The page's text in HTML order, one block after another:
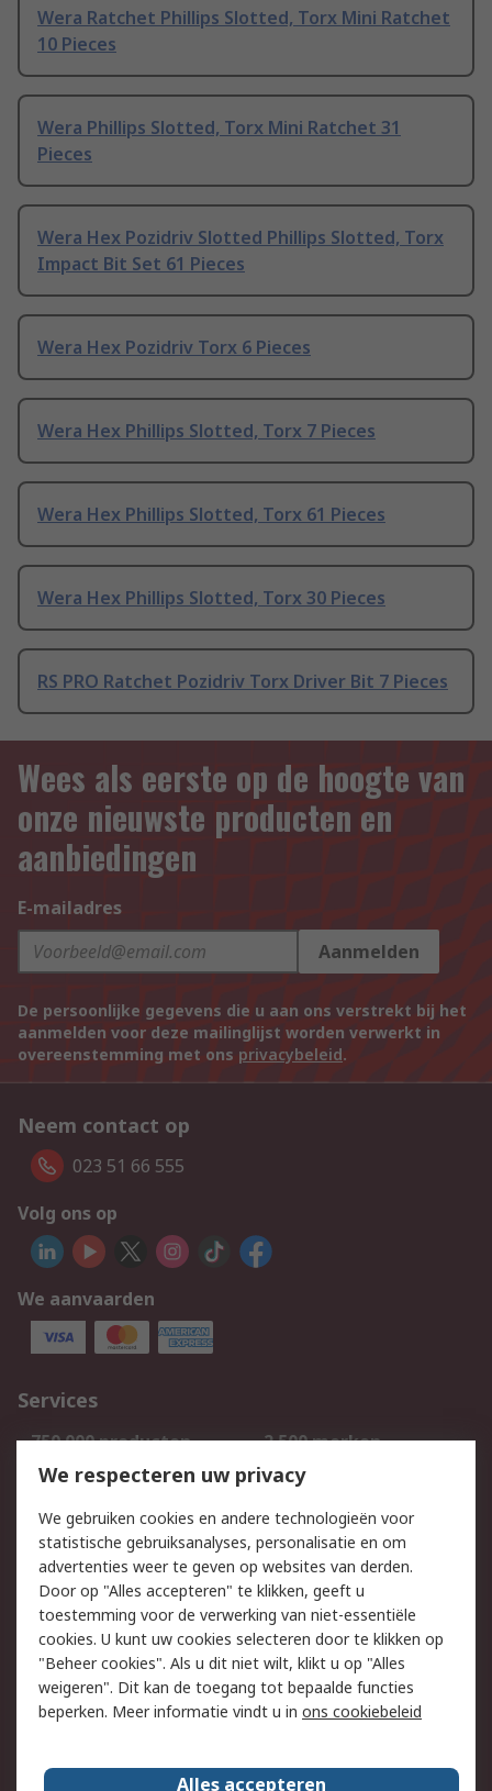
Wera Ratchet Phillips Slotted, Torx Mini Ratchet
10 Pieces
Wera Phillips Slotted, Torx Mini Ratchet 31
Pieces
Wera Hex Pozidriv Slotted Phillips Slotted, Torx
Impact Bit Set 61 Pieces
Wera Hex Pozidriv Torx 6 Pieces
Wera Hex Phillips Slotted, Torx 7 Pieces
Wera Hex Phillips Slotted, Torx 61 Pieces
Wera Hex Phillips Slotted, Torx 30 Pieces
RS PRO Ratchet Pozidriv Torx Driver Bit 7 Pieces
Wees als eerste op de hoogte van
onze nieuwste producten en
aanbiedingen
E-mailadres
Aanmelden
De persoonlijke gegevens die u aan ons verstrekt bij het
aanmelden voor deze mailinglijst worden verwerkt in
overeenstemming met ons privacybeleid.
Neem contact op
023 51 66 555
Volg ons op
We aanvaarden
Services
750.000 producten
2.500 merken
Bestellen
Inkoopoplossingen
Track & Trace
Wettelijk
Cookiebeleid
Email veiligheid
Privacybeleid
Websitevoorwaarden
Algemene
verkoopvoorwaarden
Over RS
We respecteren uw privacy
We gebruiken cookies en andere technologieën voor
statistische gebruiksanalyses, personalisatie en om
advertenties weer te geven op websites van derden.
Door op "Alles accepteren" te klikken, geeft u
toestemming voor de verwerking van niet-essentiële
cookies. U kunt uw cookies selecteren door te klikken op
"Beheer cookies". Als u dit niet wilt, klikt u op "Alles
weigeren". Dit kan de toegang tot bepaalde functies
beperken. Meer informatie vindt u in ons cookiebeleid
Alles accepteren